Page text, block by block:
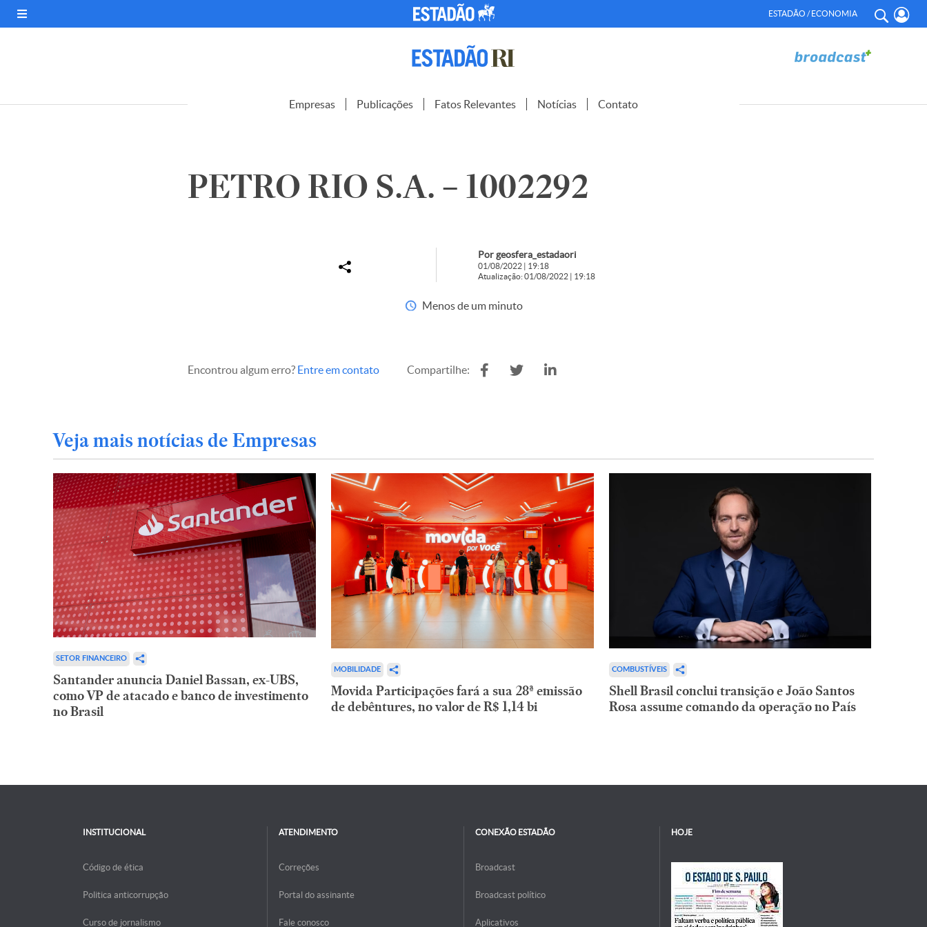
ESTADÃO / ECONOMIA
Empresas Publicações Fatos Relevantes Notícias Contato
PETRO RIO S.A. – 1002292
Por geosfera_estadaori
01/08/2022 | 19:18
Atualização: 01/08/2022 | 19:18
Menos de um minuto
Encontrou algum erro? Entre em contato Compartilhe:
Veja mais notícias de Empresas
SETOR FINANCEIRO
Santander anuncia Daniel Bassan, ex-UBS,
como VP de atacado e banco de investimento
no Brasil
MOBILIDADE
Movida Participações fará a sua 28ª emissão
de debêntures, no valor de R$ 1,14 bi
COMBUSTÍVEIS
Shell Brasil conclui transição e João Santos
Rosa assume comando da operação no País
INSTITUCIONAL
Código de ética
Politica anticorrupção
Curso de jornalismo
ATENDIMENTO
Correções
Portal do assinante
Fale conosco
CONEXÃO ESTADÃO
Broadcast
Broadcast político
Aplicativos
HOJE